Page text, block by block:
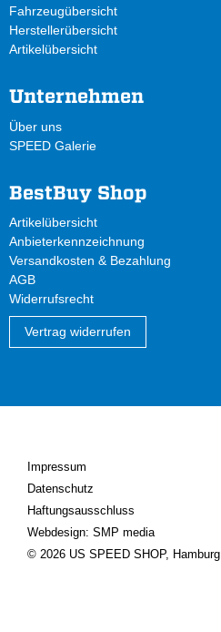
Fahrzeugübersicht
Herstellerübersicht
Artikelübersicht
Unternehmen
Über uns
SPEED Galerie
BestBuy Shop
Artikelübersicht
Anbieterkennzeichnung
Versandkosten & Bezahlung
AGB
Widerrufsrecht
Vertrag widerrufen
Impressum
Datenschutz
Haftungsausschluss
Webdesign: SMP media
© 2026 US SPEED SHOP, Hamburg